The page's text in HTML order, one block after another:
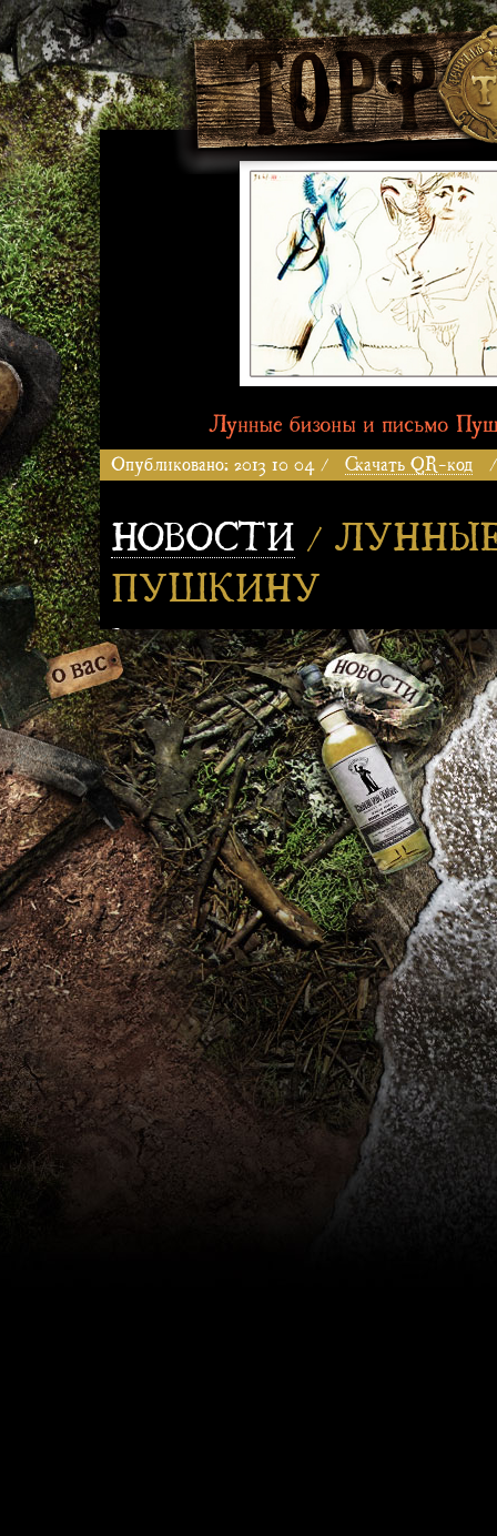
Опубликовано: 2013 10 04 / Скачать QR-код
НОВОСТИ /
ПУШКИНУ
Защитить 1835-й год, как важнейший в
Запатентован гаечный ключ, в Европе открыта
Мельбурн. А еще Гоголь написал Пушкину
человек щедр всегда, просьбу исполнил.
Так случился «Ревизор». О выходе первой
Андерсена понимающе промолчим.
А что, если из 2013-го отсчитать 178 лет, но
гаечный ключ и объяснять, что это за зверь
Сейчас известен только один факт из того
очередной Парад планет. Минувшим летом по
тупо».А их умственно отсталые товарищи
двести человек, и это был настоящий парад.
Борьба с дискриминацией в так называемом
В итальянском городке Пиоббико находится
столетней историей происходит каждую осень.
состоит около тридцати тысяч человек. В
памятнику Некрасивому человеку. Он держит
Многие цитируют Пруста, призвавшего в свое
Что нужно сделать, чтобы к парадам Третьего
присоединилось современные военное
превратиться в мертвую хронику.
Может, поверить в несусветную чушь вроде